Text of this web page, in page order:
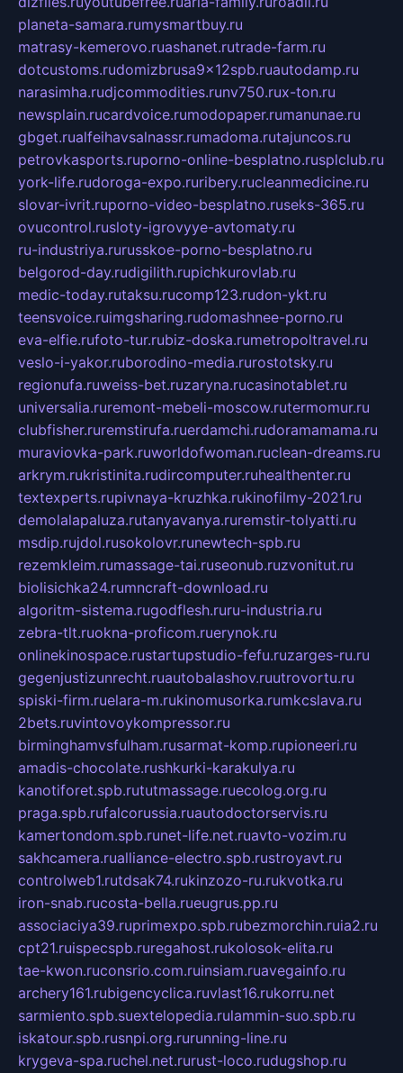
planeta-samara.rumysmartbuy.ru
matrasy-kemerovo.ruashanet.rutrade-farm.ru
dotcustoms.rudomizbrusa9x12spb.ruautodamp.ru
narasimha.rudjcommodities.runv750.rux-ton.ru
newsplain.rucardvoice.rumodopaper.rumanunae.ru
gbget.rualfeihavsalnassr.rumadoma.rutajuncos.ru
petrovkasports.ruporno-online-besplatno.rusplclub.ru
york-life.rudoroga-expo.ruribery.rucleanmedicine.ru
slovar-ivrit.ruporno-video-besplatno.ruseks-365.ru
ovucontrol.rusloty-igrovyye-avtomaty.ru
ru-industriya.rurusskoe-porno-besplatno.ru
belgorod-day.rudigilith.rupichkurovlab.ru
medic-today.rutaksu.rucomp123.rudon-ykt.ru
teensvoice.ruimgsharing.rudomashnee-porno.ru
eva-elfie.rufoto-tur.rubiz-doska.rumetropoltravel.ru
veslo-i-yakor.ruborodino-media.rurostotsky.ru
regionufa.ruweiss-bet.ruzaryna.rucasinotablet.ru
universalia.ruremont-mebeli-moscow.rutermomur.ru
clubfisher.ruremstirufa.ruerdamchi.rudoramamama.ru
muraviovka-park.ruworldofwoman.ruclean-dreams.ru
arkrym.rukristinita.rudircomputer.ruhealthenter.ru
textexperts.rupivnaya-kruzhka.rukinofilmy-2021.ru
demolalapaluza.rutanyavanya.ruremstir-tolyatti.ru
msdip.rujdol.rusokolovr.runewtech-spb.ru
rezemkleim.rumassage-tai.ruseonub.ruzvonitut.ru
biolisichka24.rumncraft-download.ru
algoritm-sistema.rugodflesh.ruru-industria.ru
zebra-tlt.ruokna-proficom.ruerynok.ru
onlinekinospace.rustartupstudio-fefu.ruzarges-ru.ru
gegenjustizunrecht.ruautobalashov.ruutrovortu.ru
spiski-firm.ruelara-m.rukinomusorka.rumkcslava.ru
2bets.ruvintovoykompressor.ru
birminghamvsfulham.rusarmat-komp.rupioneeri.ru
amadis-chocolate.rushkurki-karakulya.ru
kanotiforet.spb.rututmassage.ruecolog.org.ru
praga.spb.rufalcorussia.ruautodoctorservis.ru
kamertondom.spb.runet-life.net.ruavto-vozim.ru
sakhcamera.rualliance-electro.spb.rustroyavt.ru
controlweb1.rutdsak74.rukinzozo-ru.rukvotka.ru
iron-snab.rucosta-bella.rueugrus.pp.ru
associaciya39.ruprimexpo.spb.rubezmorchin.ruia2.ru
cpt21.ruispecspb.ruregahost.rukolosok-elita.ru
tae-kwon.ruconsrio.com.ruinsiam.ruavegainfo.ru
archery161.rubigencyclica.ruvlast16.rukorru.net
sarmiento.spb.suextelopedia.rulammin-suo.spb.ru
iskatour.spb.rusnpi.org.rurunning-line.ru
krygeva-spa.ruchel.net.rurust-loco.rudugshop.ru